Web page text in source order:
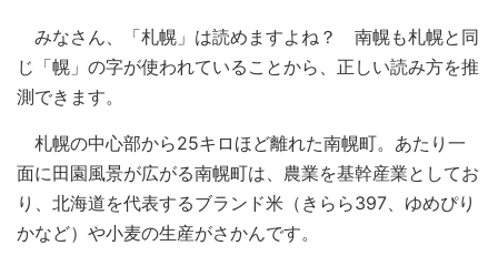
みなさん、「札幌」は読めますよね？ 南幌も札幌と同
じ「幌」の字が使われていることから、正しい読み方を推
測できます。
札幌の中心部から25キロほど離れた南幌町。あたり一
面に田園風景が広がる南幌町は、農業を基幹産業としてお
り、北海道を代表するブランド米（きらら397、ゆめぴり
かなど）や小麦の生産がさかんです。